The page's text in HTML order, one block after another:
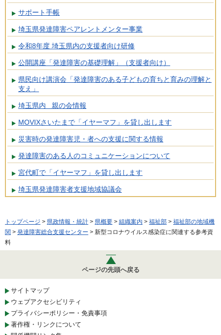
サポート手帳
埼玉県発達障害ペアレントメンター事業
令和8年度 埼玉県内の支援者向け研修
公開講座「発達障害の基礎理解」（支援者向け）
県民向け講演会「発達障害のある子どもの育ちと育みの理解と
支え」
埼玉県内 親の会情報
MOVIXさいたまで「イヤーマフ」を貸し出します
災害時の発達障害児・者への支援に関する情報
発達障害のある人のコミュニケーションについて
宮代町で「イヤーマフ」を貸し出します
埼玉県発達障害者支援地域協議会
トップページ > 県政情報・統計 > 県概要 > 組織案内 > 福祉部 > 福祉部の地域機
関 > 発達障害総合支援センター > 新型コロナウイルス感染症に関連する参考資
料
ページの先頭へ戻る
サイトマップ
ウェブアクセシビリティ
プライバシーポリシー・免責事項
著作権・リンクについて